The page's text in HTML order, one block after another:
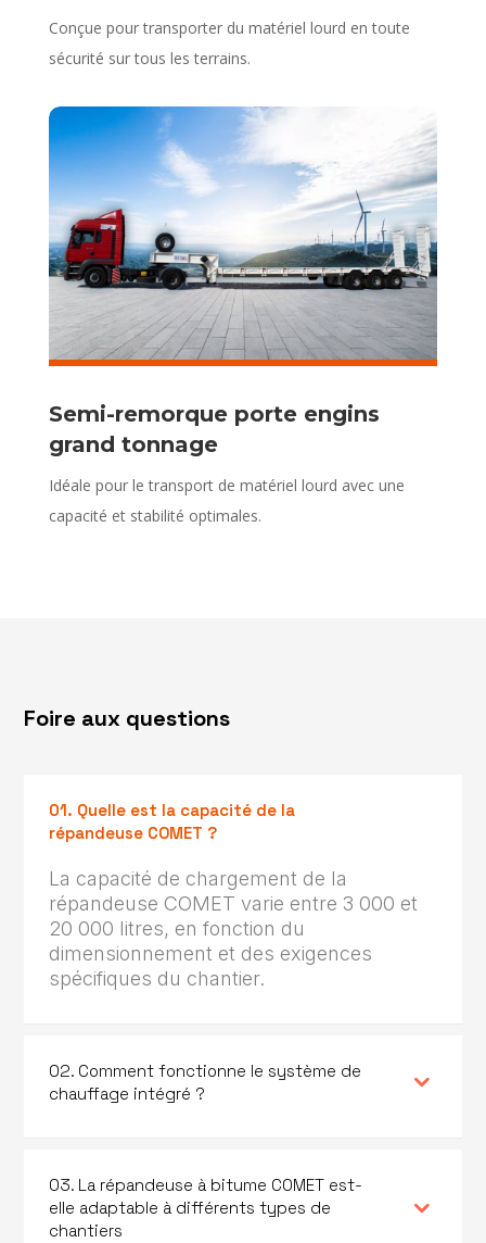
Conçue pour transporter du matériel lourd en toute
sécurité sur tous les terrains.
Semi-remorque porte engins
grand tonnage
Idéale pour le transport de matériel lourd avec une
capacité et stabilité optimales.
Foire aux questions
01. Quelle est la capacité de la
répandeuse COMET ?
La capacité de chargement de la
répandeuse COMET varie entre 3 000 et
20 000 litres, en fonction du
dimensionnement et des exigences
spécifiques du chantier.
02. Comment fonctionne le système de
chauffage intégré ?
03. La répandeuse à bitume COMET est-
elle adaptable à différents types de
chantiers